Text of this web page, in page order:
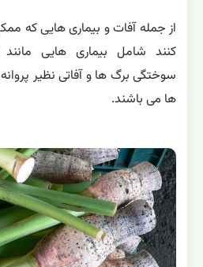
از جمله آفات و بیماری هایی که
کنند شامل بیماری هایی
سوختگی برگ ها و آفاتی نظیر
ها می باشند.